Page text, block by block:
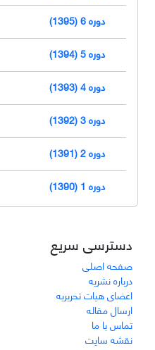
دوره 6 (1395)
دوره 5 (1394)
دوره 4 (1393)
دوره 3 (1392)
دوره 2 (1391)
دوره 1 (1390)
دسترسی سریع
صفحه اصلی
درباره نشریه
اعضای هیات تحریریه
ارسال مقاله
تماس با ما
نقشه سایت